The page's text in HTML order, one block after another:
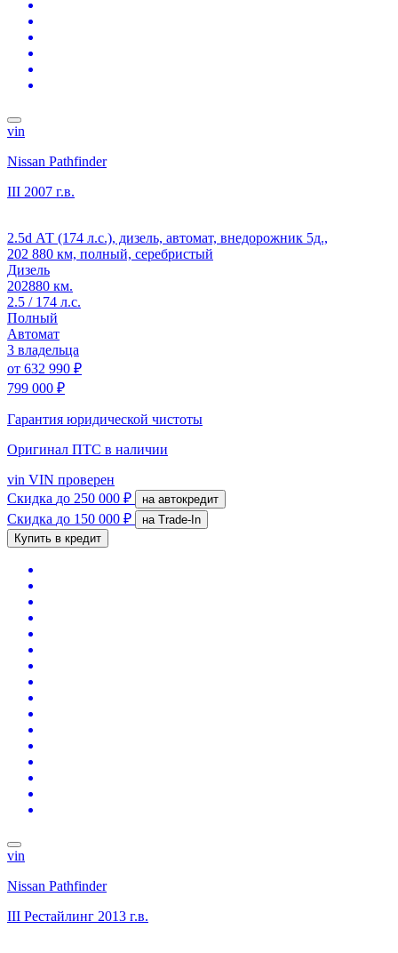
vin
Nissan Pathfinder
III 2007 г.в.
2.5d АТ (174 л.с.), дизель, автомат, внедорожник 5д.,
202 880 км, полный, серебристый
Дизель
202880 км.
2.5 / 174 л.с.
Полный
Автомат
3 владельца
от 632 990 ₽
799 000 ₽
Гарантия юридической чистоты
Оригинал ПТС в наличии
vin VIN проверен
Скидка до 250 000 ₽ на автокредит
Скидка до 150 000 ₽
на Trade-In
Купить в кредит
vin
Nissan Pathfinder
III Рестайлинг 2013 г.в.